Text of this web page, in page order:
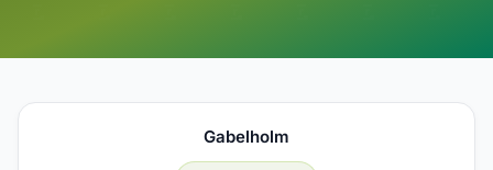
Gabelholm